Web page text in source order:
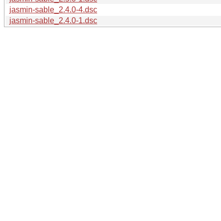
jasmin-sable_2.4.0-4.dsc
jasmin-sable_2.4.0-1.dsc